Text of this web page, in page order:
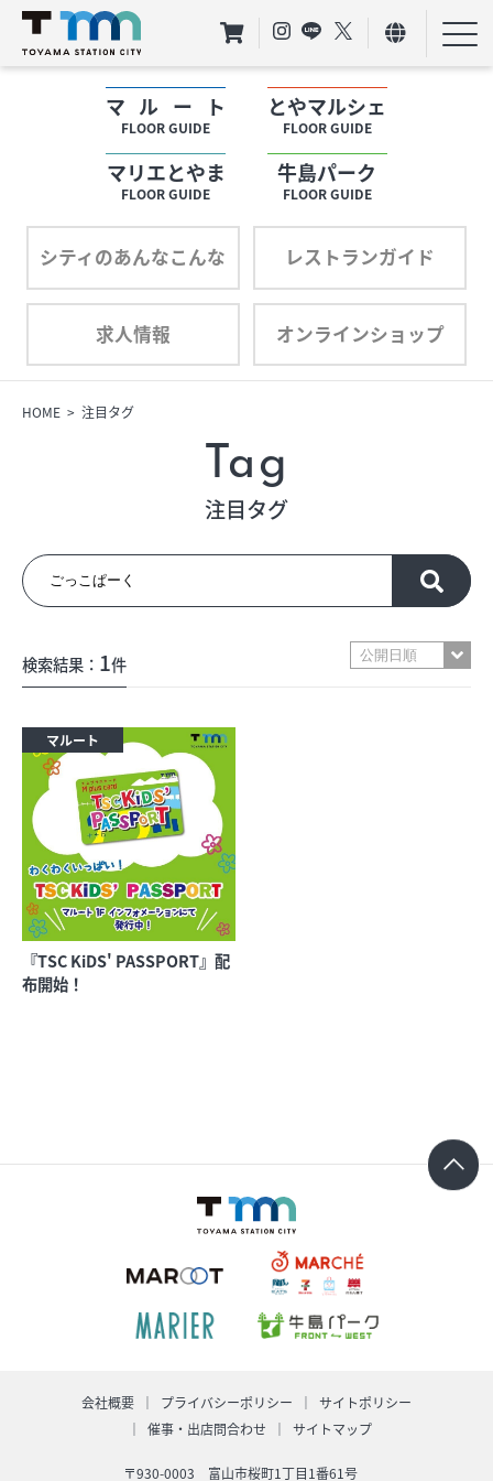
マルート
FLOOR GUIDE
とやマルシェ
FLOOR GUIDE
マリエとやま
FLOOR GUIDE
牛島パーク
FLOOR GUIDE
シティのあんなこんな レストランガイド
求人情報 オンラインショップ
フロアガイド
ショップリスト
プロフィール
フロアガイド
プロフィール
フロアガイド
ショップリスト
フロアガイド
ショップリスト
プロフィール
シティのあんなこんな
旬のアイテム
富山のおみやげ
HOME 注目タグ
Tag
注目タグ
検索結果： 1件
マルート
『TSC KiDS' PASSPORT』配
布開始！
会社概要 プライバシーポリシー
サイトポリシー
催事・出店問合わせ
サイトマップ
〒930-0003 富山市桜町1丁目1番61号